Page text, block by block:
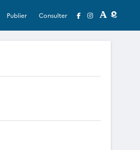
Publier Consulter